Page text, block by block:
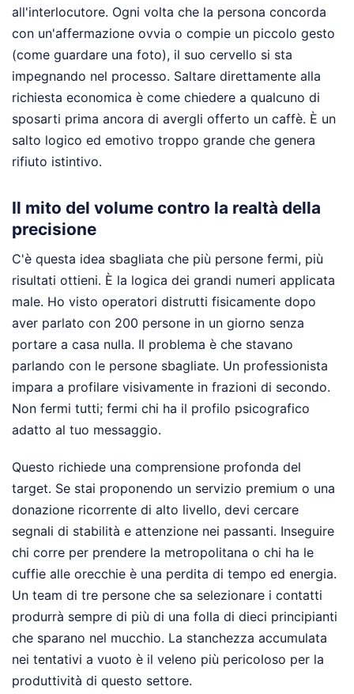
all'interlocutore. Ogni volta che la persona concorda
con un'affermazione ovvia o compie un piccolo gesto
(come guardare una foto), il suo cervello si sta
impegnando nel processo. Saltare direttamente alla
richiesta economica è come chiedere a qualcuno di
sposarti prima ancora di avergli offerto un caffè. È un
salto logico ed emotivo troppo grande che genera
rifiuto istintivo.
Il mito del volume contro la realtà della
precisione
C'è questa idea sbagliata che più persone fermi, più
risultati ottieni. È la logica dei grandi numeri applicata
male. Ho visto operatori distrutti fisicamente dopo
aver parlato con 200 persone in un giorno senza
portare a casa nulla. Il problema è che stavano
parlando con le persone sbagliate. Un professionista
impara a profilare visivamente in frazioni di secondo.
Non fermi tutti; fermi chi ha il profilo psicografico
adatto al tuo messaggio.
Questo richiede una comprensione profonda del
target. Se stai proponendo un servizio premium o una
donazione ricorrente di alto livello, devi cercare
segnali di stabilità e attenzione nei passanti. Inseguire
chi corre per prendere la metropolitana o chi ha le
cuffie alle orecchie è una perdita di tempo ed energia.
Un team di tre persone che sa selezionare i contatti
produrrà sempre di più di una folla di dieci principianti
che sparano nel mucchio. La stanchezza accumulata
nei tentativi a vuoto è il veleno più pericoloso per la
produttività di questo settore.